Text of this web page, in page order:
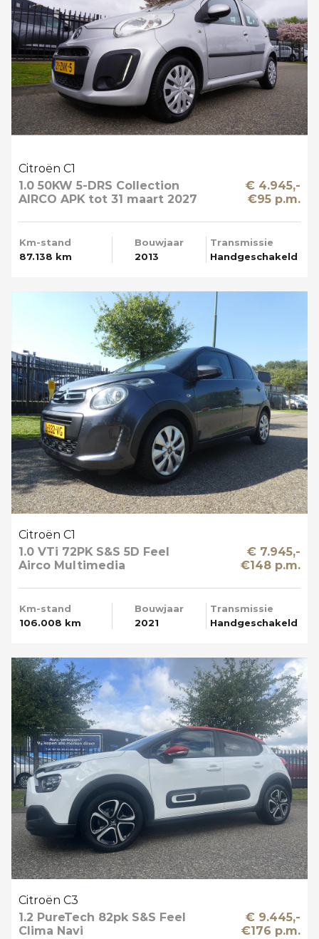
Citroën C1
1.0 50KW 5-DRS Collection
AIRCO APK tot 31 maart 2027
€ 4.945,-
€95 p.m.
Km-stand
87.138 km
Bouwjaar
2013
Transmissie
Handgeschakeld
Citroën C1
1.0 VTi 72PK S&S 5D Feel
Airco Multimedia
€ 7.945,-
€148 p.m.
Km-stand
106.008 km
Bouwjaar
2021
Transmissie
Handgeschakeld
Citroën C3
1.2 PureTech 82pk S&S Feel
Clima Navi
€ 9.445,-
€176 p.m.